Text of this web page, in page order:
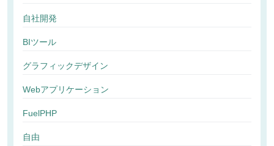
自社開発
BIツール
グラフィックデザイン
Webアプリケーション
FuelPHP
自由